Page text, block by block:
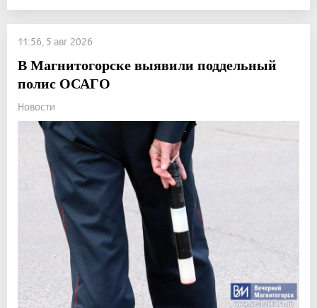
11:56, 5 авг 2026
В Магнитогорске выявили поддельный
полис ОСАГО
Новости